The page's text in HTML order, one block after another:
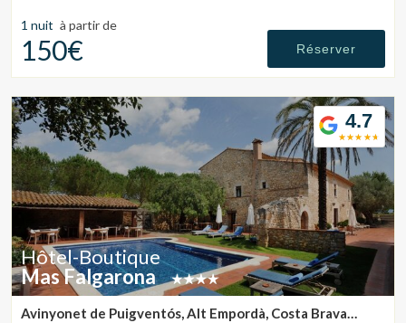
1 nuit à partir de
150€ Réserver
4.7
Hôtel-Boutique
Mas Falgarona
Avinyonet de Puigventós, Alt Empordà, Costa Brava